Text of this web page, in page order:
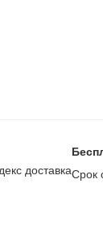
доставкаСрок